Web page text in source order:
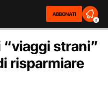
ABBONATI
2
“viaggi strani”
risparmiare